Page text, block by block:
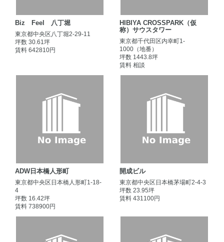
Biz Feel 八丁堀
東京都中央区八丁堀2-29-11
坪数 30.61坪
賃料 642810円
HIBIYA CROSSPARK（仮
称）サウスタワー
東京都千代田区内幸町1-
1000（地番）
坪数 1443.8坪
賃料 相談
ADW日本橋人形町
東京都中央区日本橋人形町1-18-
4
坪数 16.42坪
賃料 738900円
開成ビル
東京都中央区日本橋茅場町2-4-3
坪数 23.95坪
賃料 431100円